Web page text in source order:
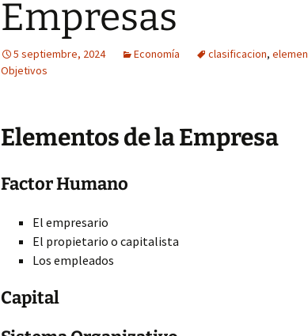
Empresas
5 septiembre, 2024 Economía clasificacion,
Objetivos
Elementos de la Empresa
Factor Humano
El empresario
El propietario o capitalista
Los empleados
Capital